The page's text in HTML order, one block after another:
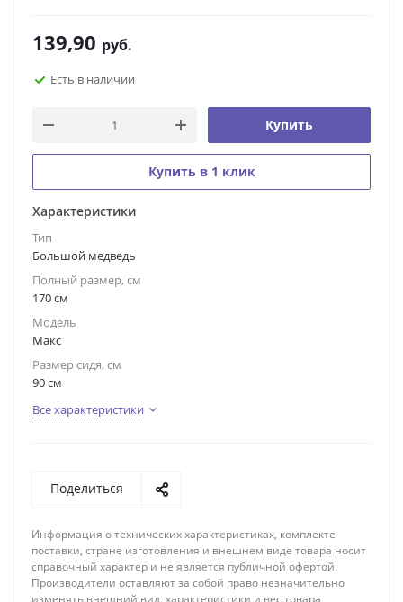
139,90 руб.
Есть в наличии
Купить
Купить в 1 клик
Характеристики
Тип
Большой медведь
Полный размер, см
170 см
Модель
Макс
Размер сидя, см
90 см
Все характеристики
Поделиться
Информация о технических характеристиках, комплекте
поставки, стране изготовления и внешнем виде товара носит
справочный характер и не является публичной офертой.
Производители оставляют за собой право незначительно
изменять внешний вид, характеристики и вес товара,